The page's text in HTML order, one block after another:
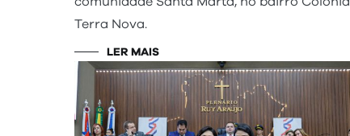
Terra Nova.
LER MAIS